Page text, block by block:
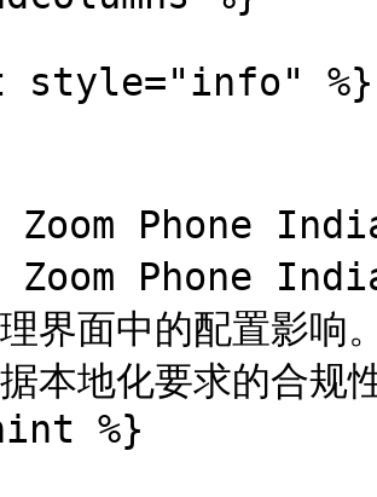
style="info" %}
Zoom Phone
Zoom Phone
界面中的配置影响
本地化要求的合规
%}